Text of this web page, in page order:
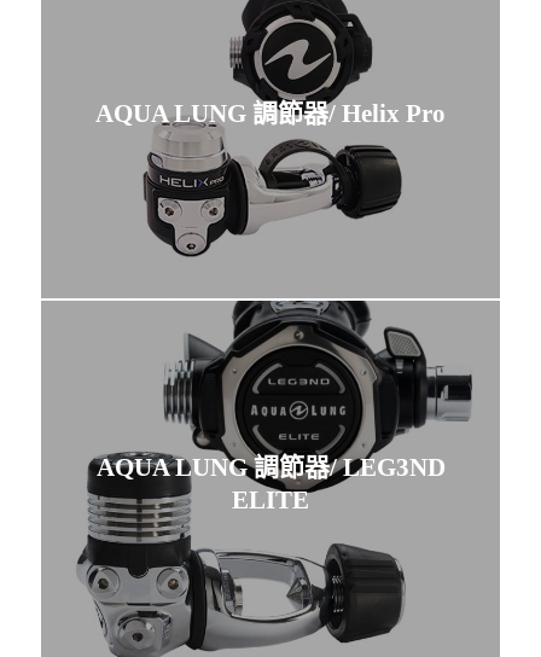
AQUA LUNG 調節器/ Helix Pro
AQUA LUNG 調節器/ LEG3ND
ELITE